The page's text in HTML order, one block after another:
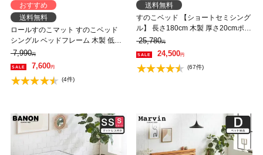
おすすめ
送料無料
ロールすのこマット すのこベッド
シングル ベッドフレーム 木製 低ホ
ルムアルデヒド 軽量 軽い コンパク
ト すのこマット 桐
7,990円
7,600円
(4件)
送料無料
すのこベッド 【ショートセミシング
ル】 長さ180cm 木製 厚さ20cmポケ
ットコイルマットレスセット 耐荷重
350kg 組立簡単 高さ4段階 低ホルム
アルデヒド バノン【AR】
25,780円
24,500円
(67件)